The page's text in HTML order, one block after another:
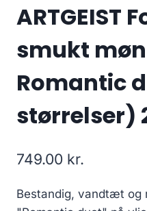
ARTGEIST
smukt
Romantic
størrelser)
749.00 kr.
Bestandig, vandtæt og